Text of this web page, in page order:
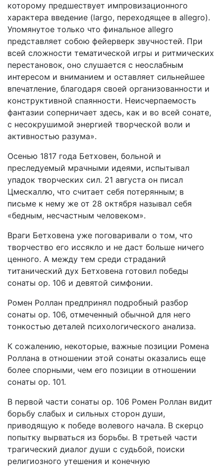
которому предшествует импровизационного
характера введение (largo, переходящее в allegro).
Упомянутое только что финальное allegro
представляет собою фейерверк звучностей. При
всей сложности тематической игры и ритмических
перестановок, оно слушается с неослабным
интересом и вниманием и оставляет сильнейшее
впечатление, благодаря своей организованности и
конструктивной спаянности. Неисчерпаемость
фантазии соперничает здесь, как и во всей сонате,
с несокрушимой энергией творческой воли и
активностью разума».
Осенью 1817 года Бетховен, больной и
преследуемый мрачными идеями, испытывал
упадок творческих сил. 21 августа он писал
Цмескаллю, что считает себя потерянным; в
письме к нему же от 28 октября называл себя
«бедным, несчастным человеком».
Враги Бетховена уже поговаривали о том, что
творчество его иссякло и не даст больше ничего
ценного. А между тем среди страданий
титанический дух Бетховена готовил победы
сонаты op. 106 и девятой симфонии.
Ромен Роллан предпринял подробный разбор
сонаты ор. 106, отмеченный обычной для него
тонкостью деталей психологического анализа.
К сожалению, некоторые, важные позиции Ромена
Роллана в отношении этой сонаты оказались еще
более спорными, чем его позиции в отношении
сонаты ор. 101.
В первой части сонаты ор. 106 Ромен Роллан видит
борьбу слабых и сильных сторон души,
приводящую к победе волевого начала. В скерцо
попытку вырваться из борьбы. В третьей части
трагический диалог души с судьбой, поиски
религиозного утешения и конечную